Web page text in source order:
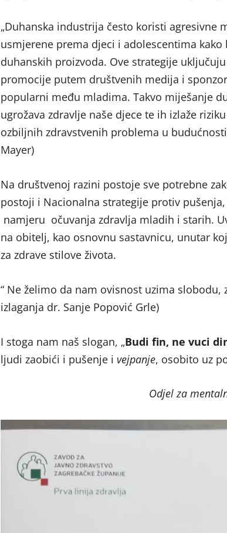
„Duhanska industrija često koristi agresivne
usmjerene prema djeci i adolescentima
duhanskih proizvoda. Ove strategije
promocije putem društvenih medija i
popularni među mladima. Takvo miješanje
ugrožava zdravlje naše djece te ih izlaže
ozbiljnih zdravstvenih problema u
Mayer)
Na društvenoj razini postoje sve potrebne
postoji i Nacionalna strategije protiv
namjeru očuvanja zdravlja mladih i starih.
na obitelj, kao osnovnu sastavnicu, unutar
za zdrave stilove života.
“ Ne želimo da nam ovisnost uzima slobodu,
izlaganja dr. Sanje Popović Grle)
I stoga nam naš slogan, „Budi fin, ne vuci
ljudi zaobići i pušenje i vejpanje, osobito uz
Odjel za